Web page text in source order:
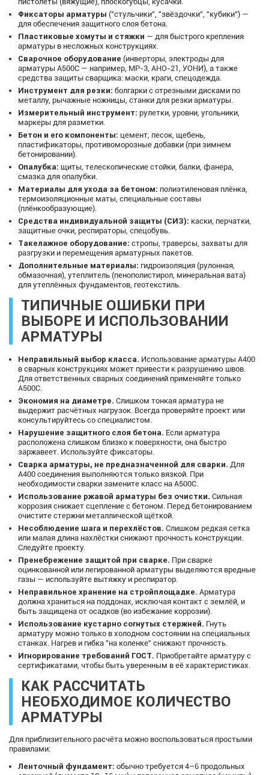
Фиксаторы арматуры ("стульчики", "звёздочки", "кубики") —
для обеспечения защитного слоя бетона.
Пластиковые хомуты и стяжки — для быстрого крепления
арматуры в несложных конструкциях.
Сварочное оборудование (инверторы, электроды для
арматуры А500С — например, МР-3, АНО-21, УОНИ), а также
средства защиты сварщика: маски, краги, спецодежда.
Инструмент для резки: болгарки с отрезными дисками по
металлу, рычажные ножницы, станки для резки арматуры.
Измерительный инструмент: рулетки, уровни, угольники,
маркеры для разметки.
Бетон и его компоненты: цемент, песок, щебень,
пластификаторы, противоморозные добавки (при зимнем
бетонировании).
Опалубка: щиты, телескопические стойки, балки, фанера,
смазка для опалубки.
Материалы для ухода за бетоном: полиэтиленовая плёнка,
термоизоляционные маты, специальные составы
(плёнкообразующие).
Средства индивидуальной защиты (СИЗ): каски, перчатки,
защитные очки, респираторы, спецобувь.
Такелажное оборудование: стропы, траверсы, захваты для
разгрузки и перемещения арматурных пакетов.
Дополнительные материалы: гидроизоляция (рулонная,
обмазочная), утеплитель (пенополистирол, минеральная вата)
для утеплённых фундаментов, геотекстиль.
ТИПИЧНЫЕ ОШИБКИ ПРИ
ВЫБОРЕ И ИСПОЛЬЗОВАНИИ
АРМАТУРЫ
Неправильный выбор класса. Использование арматуры А400
в сварных конструкциях может привести к разрушению швов.
Для ответственных сварных соединений применяйте только
А500С.
Экономия на диаметре. Слишком тонкая арматура не
выдержит расчётных нагрузок. Всегда проверяйте проект или
консультируйтесь со специалистом.
Нарушение защитного слоя бетона. Если арматура
расположена слишком близко к поверхности, она быстро
заржавеет. Используйте фиксаторы.
Сварка арматуры, не предназначенной для сварки. Для
А400 соединения выполняются только вязкой. При
необходимости сварки замените класс на А500С.
Использование ржавой арматуры без очистки. Сильная
коррозия снижает сцепление с бетоном. Перед бетонированием
очистите стержни металлической щёткой.
Несоблюдение шага и перехлёстов. Слишком редкая сетка
или малая длина нахлёстки снижают прочность конструкции.
Следуйте проекту.
Пренебрежение защитой при сварке. При сварке
оцинкованной или легированной арматуры выделяются вредные
газы — используйте вытяжку и респиратор.
Неправильное хранение на стройплощадке. Арматура
должна храниться на поддонах, исключая контакт с землёй, и
быть защищена от осадков (во избежание коррозии).
Использование кустарно согнутых стержней. Гнуть
арматуру можно только в холодном состоянии на специальных
станках. Нагрев и гибка "на коленке" снижают прочность.
Игнорирование требований ГОСТ. Приобретайте арматуру с
сертификатами, чтобы быть уверенным в её характеристиках.
КАК РАССЧИТАТЬ
НЕОБХОДИМОЕ КОЛИЧЕСТВО
АРМАТУРЫ
Для приблизительного расчёта можно воспользоваться простыми
правилами:
Ленточный фундамент: обычно требуется 4–6 продольных